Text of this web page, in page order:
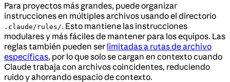
Para proyectos más grandes, puede organizar
instrucciones en múltiples archivos usando el directorio
.claude/rules/. Esto mantiene las instrucciones
modulares y más fáciles de mantener para los equipos. Las
reglas también pueden ser limitadas a rutas de archivo
específicas, por lo que solo se cargan en contexto cuando
Claude trabaja con archivos coincidentes, reduciendo
ruido y ahorrando espacio de contexto.